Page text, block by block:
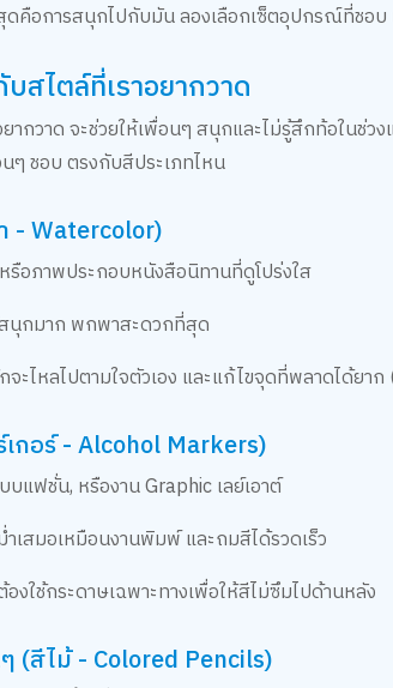
คือการสนุกไปกับมัน ลองเลือกเซ็ตอุปกรณ์ที่ชอ
สไตล์ที่เราอยากวาด
กวาด จะช่วยให้เพื่อนๆ สนุกและไม่รู้สึกท้อในช่ว
ๆ ชอบ ตรงกับสีประเภทไหน
- Watercolor)
รือภาพประกอบหนังสือนิทานที่ดูโปร่งใส
สนุกมาก พกพาสะดวกที่สุด
ะไหลไปตามใจตัวเอง และแก้ไขจุดที่พลาดได้ยา
กอร์ - Alcohol Markers)
แฟชั่น, หรืองาน Graphic เลย์เอาต์
เสมอเหมือนงานพิมพ์ และถมสีได้รวดเร็ว
งใช้กระดาษเฉพาะทางเพื่อให้สีไม่ซึมไปด้านหลัง
(สีไม้ - Colored Pencils)